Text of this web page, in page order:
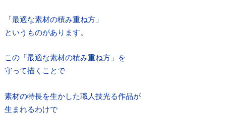
「最適な素材の積み重ね方」
というものがあります。
この「最適な素材の積み重ね方」を
守って描くことで
素材の特長を生かした職人技光る作品が
生まれるわけで